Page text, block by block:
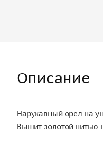
Описание
Нарукавный орел на
Вышит золотой нитью